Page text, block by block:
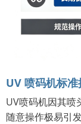
UV 喷码机标
UV喷码机因其喷
随意操作极易引